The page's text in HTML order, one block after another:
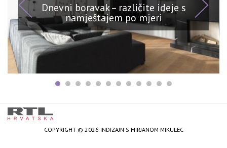
Dnevni boravak – različite ideje s
namještajem po mjeri
COPYRIGHT © 2026 INDIZAJN S MIRJANOM MIKULEC